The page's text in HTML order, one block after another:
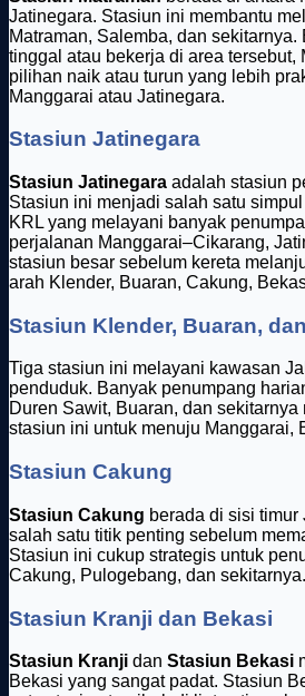
Jatinegara. Stasiun ini membantu
Matraman, Salemba, dan
tinggal atau bekerja di area tersebut,
pilihan naik atau turun yang lebih
Manggarai atau Jatinegara.
Stasiun Jatinegara
Stasiun Jatinegara adalah stasiun
Stasiun ini menjadi salah satu
KRL yang melayani banyak
perjalanan Manggarai–Cikarang,
stasiun besar sebelum kereta
arah Klender, Buaran, Cakung,
Stasiun Klender, Buaran,
Tiga stasiun ini melayani kawasan
penduduk. Banyak penumpang
Duren Sawit, Buaran, dan
stasiun ini untuk menuju Manggarai,
Stasiun Cakung
Stasiun Cakung berada di sisi
salah satu titik penting sebelum
Stasiun ini cukup strategis untuk
Cakung, Pulogebang, dan sekitarnya.
Stasiun Kranji dan Bekasi
Stasiun Kranji dan Stasiun Bekasi
Bekasi yang sangat padat. Stasiun